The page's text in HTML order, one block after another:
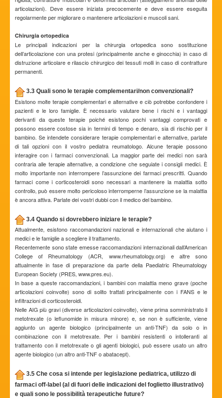
articolazioni). Deve essere iniziata precocemente e deve essere eseguita
regolarmente per migliorare o mantenere articolazioni e muscoli sani.
Chirurgia ortopedica
Le principali indicazioni per la chirurgia ortopedica sono sostituzione
dell’articolazione con una protesi (principalmente anche e ginocchia) in caso di
distruzione articolare e rilascio chirurgico dei tessuti molli in caso di contratture
permanenti.
3.3 Quali sono le terapie complementari/non convenzionali?
Esistono molte terapie complementari e alternative e ciò potrebbe confondere i
pazienti e le loro famiglie. È necessario valutare bene i rischi e i vantaggi
derivanti da queste terapie poiché esistono pochi vantaggi comprovati e
possono essere costose sia in termini di tempo e denaro, sia di rischio per il
bambino. Se intendete considerare terapie complementari e alternative, parlate
di tali opzioni con il vostro pediatra reumatologo. Alcune terapie possono
interagire con i farmaci convenzionali. La maggior parte dei medici non sarà
contraria alle terapie alternative, a condizione che seguiate i consigli medici. È
molto importante non interrompere l’assunzione dei farmaci prescritti. Quando
farmaci come i corticosteroidi sono necessari a mantenere la malattia sotto
controllo, può essere molto pericoloso interromperne l’assunzione se la malattia
è ancora attiva. Parlate dei vostri dubbi con il medico del bambino.
3.4 Quando si dovrebbero iniziare le terapie?
Attualmente, esistono raccomandazioni nazionali e internazionali che aiutano i
medici e le famiglie a scegliere il trattamento.
Recentemente sono state emesse raccomandazioni internazionali dall’American
College of Rheumatology (ACR, www.rheumatology.org) e altre sono
attualmente in fase di preparazione da parte della Paediatric Rheumatology
European Society (PRES, www.pres.eu).
In base a queste raccomandazioni, i bambini con malattia meno grave (poche
articolazioni coinvolte) sono di solito trattati principalmente con i FANS e le
infiltrazioni di corticosteroidi.
Nelle AIG più gravi (diverse articolazioni coinvolte), viene prima somministrato il
metotrexate (o leflunomide in misura minore) e, se non è sufficiente, viene
aggiunto un agente biologico (principalmente un anti-TNF) da solo o in
combinazione con il metotrexate. Per i bambini resistenti o intolleranti al
trattamento con il metotrexate o gli agenti biologici, può essere usato un altro
agente biologico (un altro anti-TNF o abatacept).
3.5 Che cosa si intende per legislazione pediatrica, utilizzo di
farmaci off-label (al di fuori delle indicazioni del foglietto illustrativo)
e quali sono le possibilità terapeutiche future?